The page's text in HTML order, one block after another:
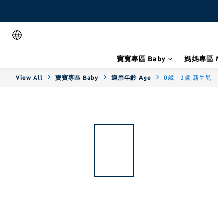
寶寶專區 Baby 媽媽專區
View All 寶寶專區 Baby 適用年齡 Age 0歲 - 3歲 新生兒